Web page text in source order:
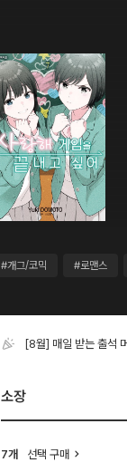
#개그/코믹 #로맨스
[8월] 매일 받는 출석
소장
7개 선택 구매